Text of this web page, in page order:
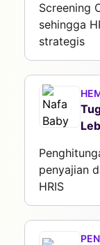
Screening
sehingga
strategis
penyajian
HRIS